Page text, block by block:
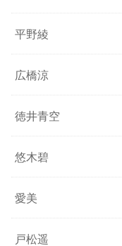
平野綾
広橋涼
徳井青空
悠木碧
愛美
戸松遥